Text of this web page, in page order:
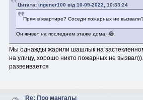
Цитата: ingener100 від 10-09-2022, 10:33:24
Прям в квартире? Соседи пожарных не
Он живет на последнем этаже дома. 😂.
Мы однажды жарили шашлык на
на улицу, хорошо никто пожарных не
развеивается
Re: Про мангалы